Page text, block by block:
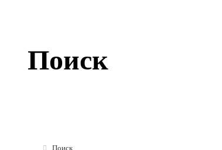
Инженер Стеклов
Поиск
Поиск